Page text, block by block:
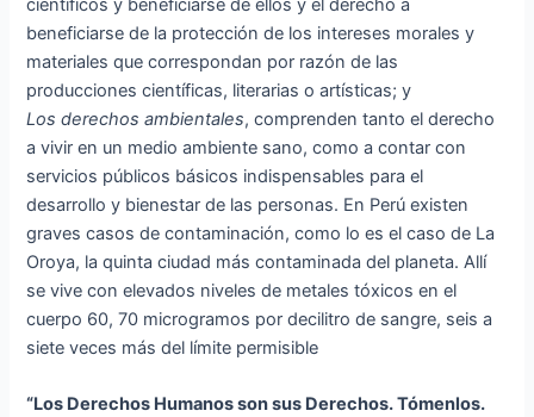
científicos y beneficiarse de ellos y el derecho a
beneficiarse de la protección de los intereses morales y
materiales que correspondan por razón de las
producciones científicas, literarias o artísticas; y
Los derechos ambientales, comprenden tanto el derecho
a vivir en un medio ambiente sano, como a contar con
servicios públicos básicos indispensables para el
desarrollo y bienestar de las personas. En Perú existen
graves casos de contaminación, como lo es el caso de La
Oroya, la quinta ciudad más contaminada del planeta. Allí
se vive con elevados niveles de metales tóxicos en el
cuerpo 60, 70 microgramos por decilitro de sangre, seis a
siete veces más del límite permisible
“Los Derechos Humanos son sus Derechos. Tómenlos.